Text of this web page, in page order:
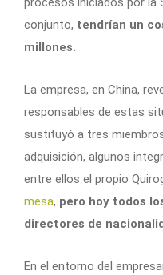
conjunto, tendrían un
millones.
La empresa, en China,
responsables de estas
sustituyó a tres
adquisición, algunos
entre ellos el propio
mesa, pero hoy todos
directores de
En el entorno del